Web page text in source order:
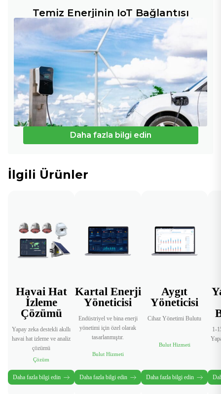
Temiz Enerjinin IoT Bağlantısı
Daha fazla bilgi edin
İlgili Ürünler
Havai Hat
İzleme
Çözümü
Yapay zeka destekli akıllı
havai hat izleme ve analiz
çözümü
Çözüm
Daha fazla bilgi edin
Kartal Enerji
Yöneticisi
Endüstriyel ve bina enerji
yönetimi için özel olarak
tasarlanmıştır.
Bulut Hizmeti
Daha fazla bilgi edin
Aygıt
Yöneticisi
Cihaz Yönetimi Bulutu
Bulut Hizmeti
Daha fazla bilgi edin
1-